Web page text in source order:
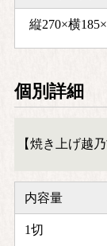
縦270×横
個別詳細
【焼き上げ越
内容量
1切